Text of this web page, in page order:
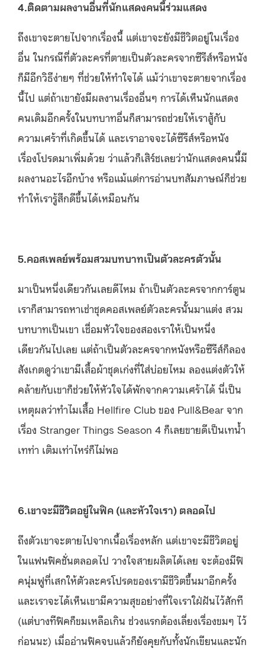
4.ติดตามผลงานอื่นที่นักแสดงคนนี้ร่วมแสดง
ถึงเขาจะตายไปจากเรื่องนี้ แต่เขาจะยังมีชีวิตอยู่ในเรื่อง
อื่น ในกรณีที่ตัวละครที่ตายเป็นตัวละครจากซีรีส์หรือหนัง
ก็มีอีกวิธีง่ายๆ ที่ช่วยให้ทำใจได้ แม้ว่าเขาจะตายจากเรื่อง
นี้ไป แต่ถ้าเขายังมีผลงานเรื่องอื่นๆ การได้เห็นนักแสดง
คนเดิมอีกครั้งในบทบาทอื่นก็สามารถช่วยให้เราสู้กับ
ความเศร้าที่เกิดขึ้นได้ และเราอาจจะได้ซีรีส์หรือหนัง
เรื่องโปรดมาเพิ่มด้วย ว่าแล้วก็เสิร์ชเลยว่านักแสดงคนนี้มี
ผลงานอะไรอีกบ้าง หรือแม้แต่การอ่านบทสัมภาษณ์ก็ช่วย
ทำให้เรารู้สึกดีขึ้นได้เหมือนกัน
5.คอสเพลย์พร้อมสวมบทบาทเป็นตัวละครตัวนั้น
มาเป็นหนึ่งเดียวกันเลยดีไหม ถ้าเป็นตัวละครจากการ์ตูน
เราก็สามารถหาเช่าชุดคอสเพลย์ตัวละครนั้นมาแต่ง สวม
บทบาทเป็นเขา เชื่อมหัวใจของสองเราให้เป็นหนึ่ง
เดียวกันไปเลย แต่ถ้าเป็นตัวละครจากหนังหรือซีรีส์ก็ลอง
สังเกตดูว่าเขามีเสื้อผ้าชุดเก่งที่ใส่บ่อยไหม ลองแต่งตัวให้
คล้ายกับเขาก็ช่วยให้หัวใจได้พักจากความเศร้าได้ นี่เป็น
เหตุผลว่าทำไมเสื้อ Hellfire Club ของ Pull&Bear จาก
เรื่อง Stranger Things Season 4 ก็เลยขายดีเป็นเทน้ำ
เทท่า เติมเท่าไหร่ก็ไม่พอ
6.เขาจะมีชีวิตอยู่ในฟิค (และหัวใจเรา) ตลอดไป
ถึงตัวเขาจะตายไปจากเนื้อเรื่องหลัก แต่เขาจะมีชีวิตอยู่
ในแฟนฟิคชั่นตลอดไป วางใจสายผลิตได้เลย จะต้องมีฟิ
คนุ่มฟูที่เสกให้ตัวละครโปรดของเรามีชีวิตขึ้นมาอีกครั้ง
และเราจะได้เห็นเขามีความสุขอย่างที่ใจเราใฝ่ฝันไว้สักที
(แต่บางทีฟิคก็ขมเหลือเกิน ช่วงแรกต้องเลี่ยงเรื่องขมๆ ไว้
ก่อนนะ) เมื่ออ่านฟิคจบแล้วก็ยังคุยกับทั้งนักเขียนและนัก